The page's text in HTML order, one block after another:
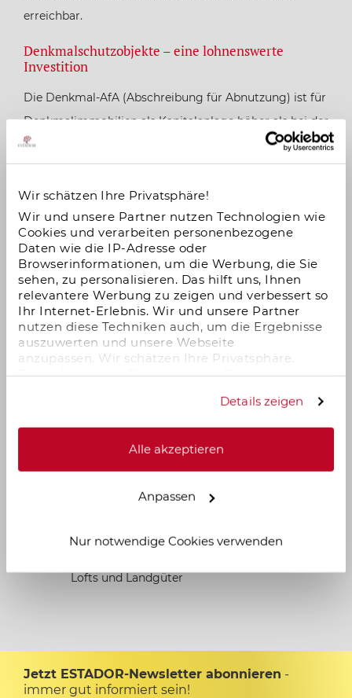
Wir schätzen Ihre Privatsphäre!
Wir und unsere Partner nutzen Technologien wie
Cookies und verarbeiten personenbezogene
Daten wie die IP-Adresse oder
Browserinformationen, um die Werbung, die Sie
sehen, zu personalisieren. Das hilft uns, Ihnen
relevantere Werbung zu zeigen und verbessert so
Ihr Internet-Erlebnis. Wir und unsere Partner
nutzen diese Techniken auch, um die Ergebnisse
auszuwerten und unsere Webseite
anzupassen. Wir schätzen Ihre Privatsphäre.
Daher fragen wir Sie hiermit um Erlaubnis zum
Details zeigen
Alle akzeptieren
Anpassen
Nur notwendige Cookies verwenden
erreichbar.
Denkmalschutzobjekte – eine lohnenswerte
Investition
Die Denkmal-AfA (Abschreibung für Abnutzung) ist für
Denkmalimmobilien als Kapitalanlage höher als bei der
Selbstnutzung. Der Kapitalanleger kann die
Sanierungskosten auf 12 Jahre verteilt zu 100 %
abschreiben. Die Sanierungskosten beim Landgut Neu
Engeldorfer Hof betragen 70 % des Kaufpreises.
Noch mehr gute Gründe für eine Investition in den
Engeldorfer Hof
Solider Sachwertmit Inflationsschutz
Investitionin die richtige Lage
Rendite
wird durch Steuervorteile aus
durch Loft-Wohnungen
durch Mieteinnahmen und
Grundsätzlich guter Wiederverkauf
Lofts und Landgüter
Jetzt ESTADOR-Newsletter abonnieren -
immer gut informiert sein!